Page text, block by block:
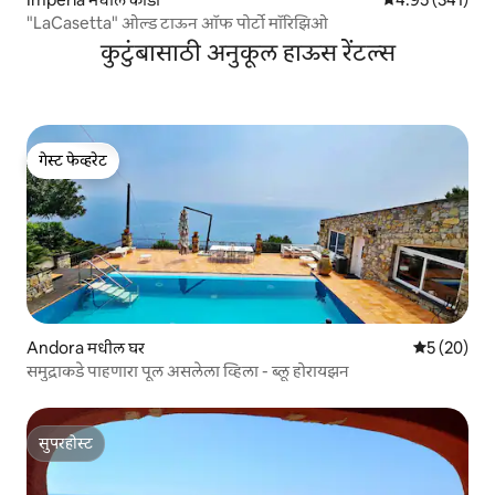
"LaCasetta" ओल्ड टाऊन ऑफ पोर्टो मॉरिझिओ
कुटुंबासाठी अनुकूल हाऊस रेंटल्स
गेस्ट फेव्हरेट
गेस्ट फेव्हरेट
Andora मधील घर 5 पैकी 5
5 (20)
समुद्राकडे पाहणारा पूल असलेला व्हिला - ब्लू होरायझन
सुपरहोस्ट
सुपरहोस्ट